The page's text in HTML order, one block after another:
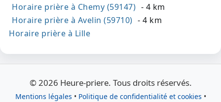
Horaire prière à Chemy (59147) - 4 km
Horaire prière à Avelin (59710) - 4 km
Horaire prière à Lille
© 2026 Heure-priere. Tous droits réservés.
Mentions légales • Politique de confidentialité et cookies •